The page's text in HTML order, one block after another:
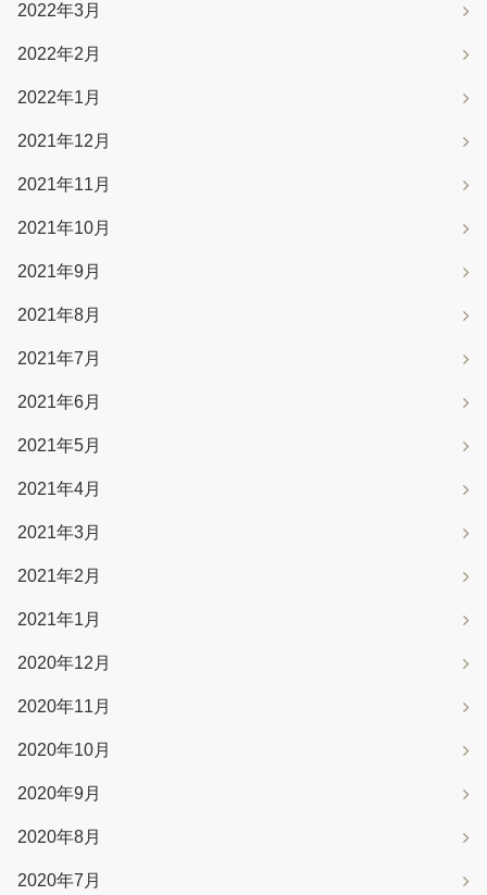
2022年3月
2022年2月
2022年1月
2021年12月
2021年11月
2021年10月
2021年9月
2021年8月
2021年7月
2021年6月
2021年5月
2021年4月
2021年3月
2021年2月
2021年1月
2020年12月
2020年11月
2020年10月
2020年9月
2020年8月
2020年7月